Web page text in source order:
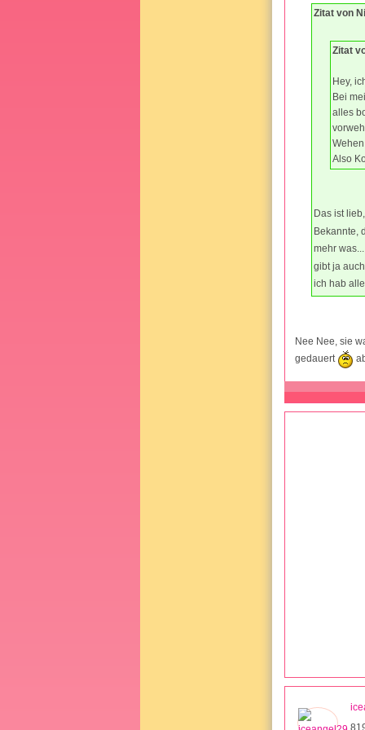
Zitat von
Zitat
Hey,
Bei
alles
Also
Das ist
Bekannte,
mehr
gibt ja
ich hab
Nee Nee, sie
gedauert